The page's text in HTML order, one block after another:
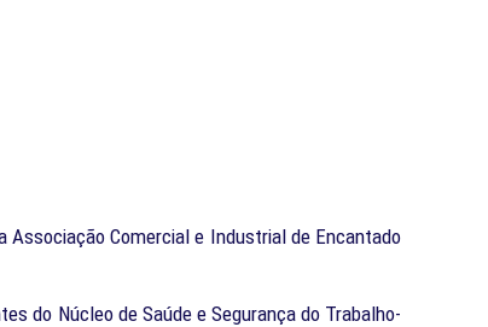
Associação Comercial e Industrial de Encantado
do Núcleo de Saúde e Segurança do Trabalho-